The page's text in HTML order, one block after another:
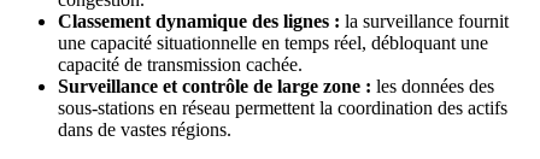
Classement dynamique des lignes : la surveillance fournit
une capacité situationnelle en temps réel, débloquant une
capacité de transmission cachée.
Surveillance et contrôle de large zone : les données des
sous-stations en réseau permettent la coordination des actifs
dans de vastes régions.